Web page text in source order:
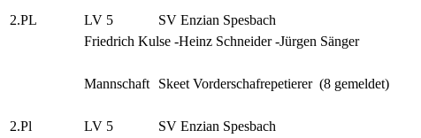
2.PL LV 5 SV Enzian Spesbach
Friedrich Kulse -Heinz Schneider -Jürgen Sänger
Mannschaft Skeet Vorderschafrepetierer (8 gemeldet)
2.Pl LV 5 SV Enzian Spesbach